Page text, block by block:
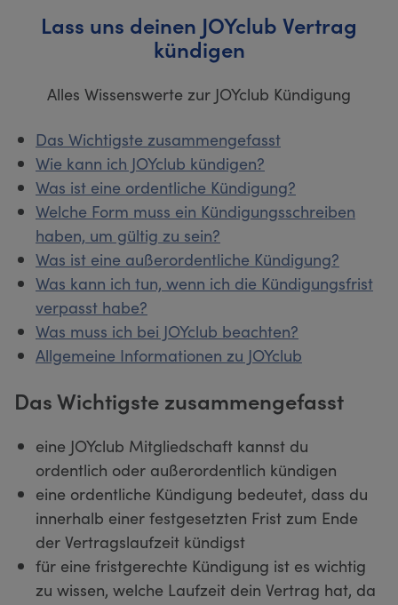
Lass uns deinen JOYclub Vertrag
kündigen
Alles Wissenswerte zur JOYclub Kündigung
Das Wichtigste zusammengefasst
Wie kann ich JOYclub kündigen?
Was ist eine ordentliche Kündigung?
Welche Form muss ein Kündigungsschreiben
haben, um gültig zu sein?
Was ist eine außerordentliche Kündigung?
Was kann ich tun, wenn ich die Kündigungsfrist
verpasst habe?
Was muss ich bei JOYclub beachten?
Allgemeine Informationen zu JOYclub
Das Wichtigste zusammengefasst
eine JOYclub Mitgliedschaft kannst du
ordentlich oder außerordentlich kündigen
eine ordentliche Kündigung bedeutet, dass du
innerhalb einer festgesetzten Frist zum Ende
der Vertragslaufzeit kündigst
für eine fristgerechte Kündigung ist es wichtig
zu wissen, welche Laufzeit dein Vertrag hat, da